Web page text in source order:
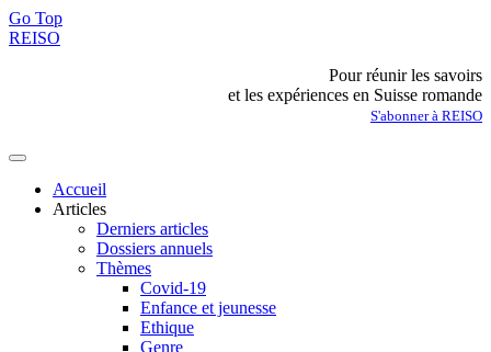
Go Top
REISO
Pour réunir les savoirs
et les expériences en Suisse romande
S'abonner à REISO
Accueil
Articles
Derniers articles
Dossiers annuels
Thèmes
Covid-19
Enfance et jeunesse
Ethique
Genre